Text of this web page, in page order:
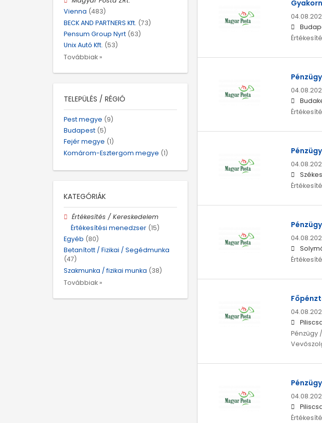
Pénzügy
Vienna (483)
BECK AND PARTNERS Kft. (73)
Pensum Group Nyrt (63)
Unix Autó Kft. (53)
Továbbiak »
TELEPÜLÉS / RÉGIÓ
Pest megye (9)
Budapest (5)
Fejér megye (1)
Komárom-Esztergom megye (1)
KATEGÓRIÁK
Értékesítés / Kereskedelem
Értékesítési menedzser (15)
Egyéb (80)
Betanított / Fizikai / Segédmunka
(47)
Szakmunka / fizikai munka (38)
Továbbiak »